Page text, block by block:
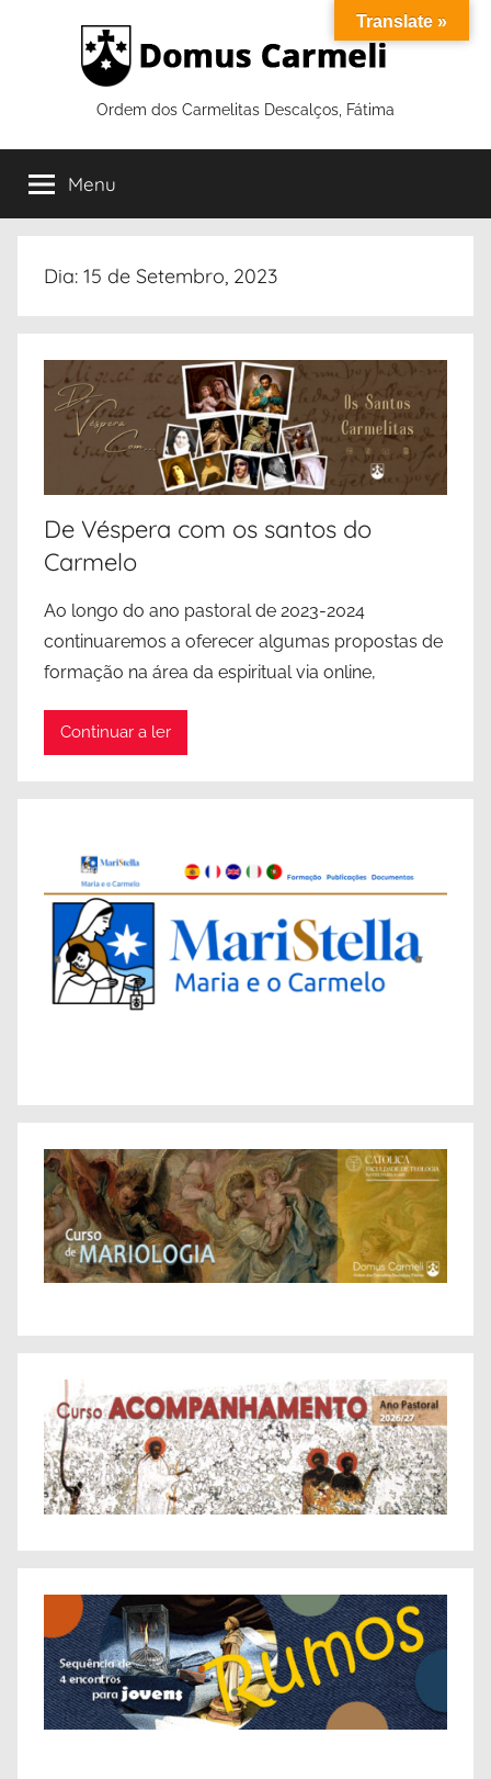
Ordem dos Carmelitas Descalços, Fátima
Menu
Dia: 15 de Setembro, 2023
De Véspera com os santos do
Carmelo
Ao longo do ano pastoral de 2023-2024
continuaremos a oferecer algumas propostas de
formação na área da espiritual via online,
Continuar a ler
Translate »